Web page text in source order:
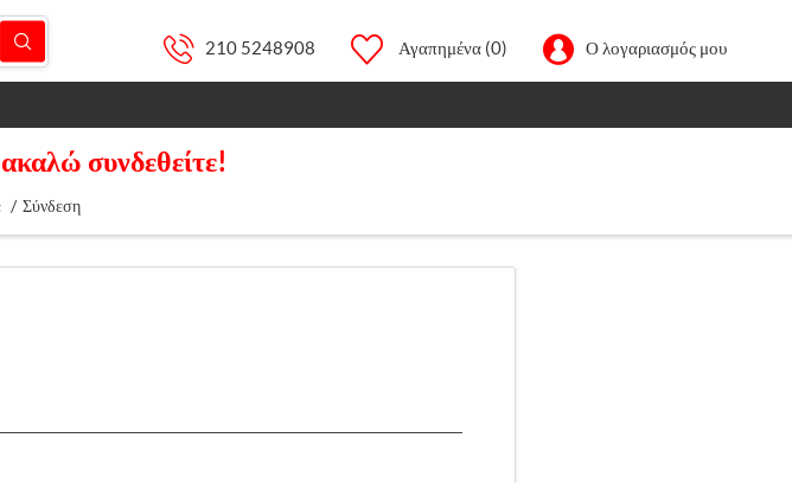
210 5248908 Αγαπημένα (0) Ο λογαριασμός μου
συνδεθείτε!
/ Σύνδεση